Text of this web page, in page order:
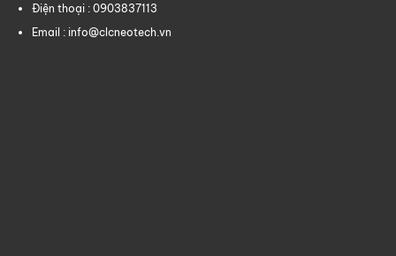
Điện thoại : 0903837113
Email : info@clcneotech.vn